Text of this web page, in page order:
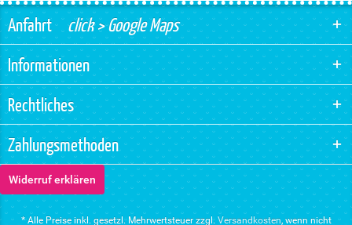
Anfahrtclick > Google Maps
Informationen
Rechtliches
Zahlungsmethoden
Widerruf erklären
* Alle Preise inkl. gesetzl. Mehrwertsteuer zzgl. Versandkosten, wenn nicht